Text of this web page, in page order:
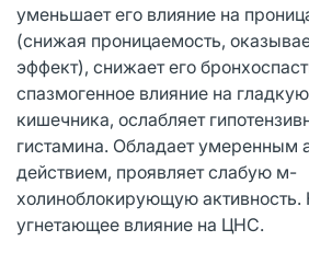
уменьшает его влияние на
(снижая проницаемость,
эффект), снижает его
спазмогенное влияние на
кишечника, ослабляет
гистамина. Обладает умеренным
действием, проявляет слабую м-
холиноблокирующую активность.
угнетающее влияние на ЦНС.